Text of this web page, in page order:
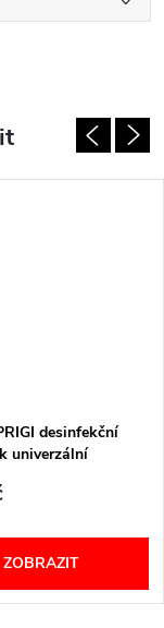
desinfekční
univerzální
ZOBRAZIT